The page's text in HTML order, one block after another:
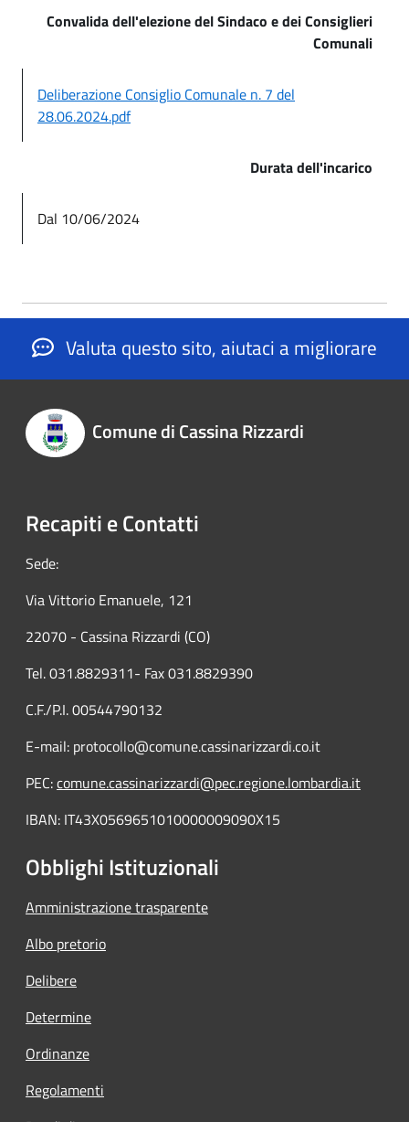
Convalida dell'elezione del Sindaco e dei Consiglieri
Comunali
Deliberazione Consiglio Comunale n. 7 del
28.06.2024.pdf
Durata dell'incarico
Dal 10/06/2024
Valuta questo sito, aiutaci a migliorare
Comune di Cassina Rizzardi
Recapiti e Contatti
Sede:
Via Vittorio Emanuele, 121
22070 - Cassina Rizzardi (CO)
Tel. 031.8829311- Fax 031.8829390
C.F./P.I. 00544790132
E-mail: protocollo@comune.cassinarizzardi.co.it
PEC:comune.cassinarizzardi@pec.regione.lombardia.it
IBAN: IT43X0569651010000009090X15
Obblighi Istituzionali
Amministrazione trasparente
Albo pretorio
Delibere
Determine
Ordinanze
Regolamenti